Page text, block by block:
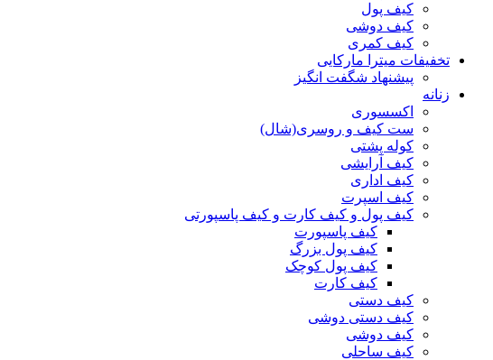
کیف پول
کیف دوشی
کیف کمری
تخفیفات میترا مارکایی
پیشنهاد شگفت انگیز
زنانه
اکسسوری
ست کیف و روسری(شال)
کوله پشتی
کیف آرایشی
کیف اداری
کیف اسپرت
کیف پول و کیف کارت و کیف پاسپورتی
کیف پاسپورت
کیف پول بزرگ
کیف پول کوچک
کیف کارت
کیف دستی
کیف دستی دوشی
کیف دوشی
کیف ساحلی